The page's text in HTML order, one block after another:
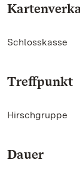
Schlosskasse
Treffpunkt
Hirschgruppe
Dauer